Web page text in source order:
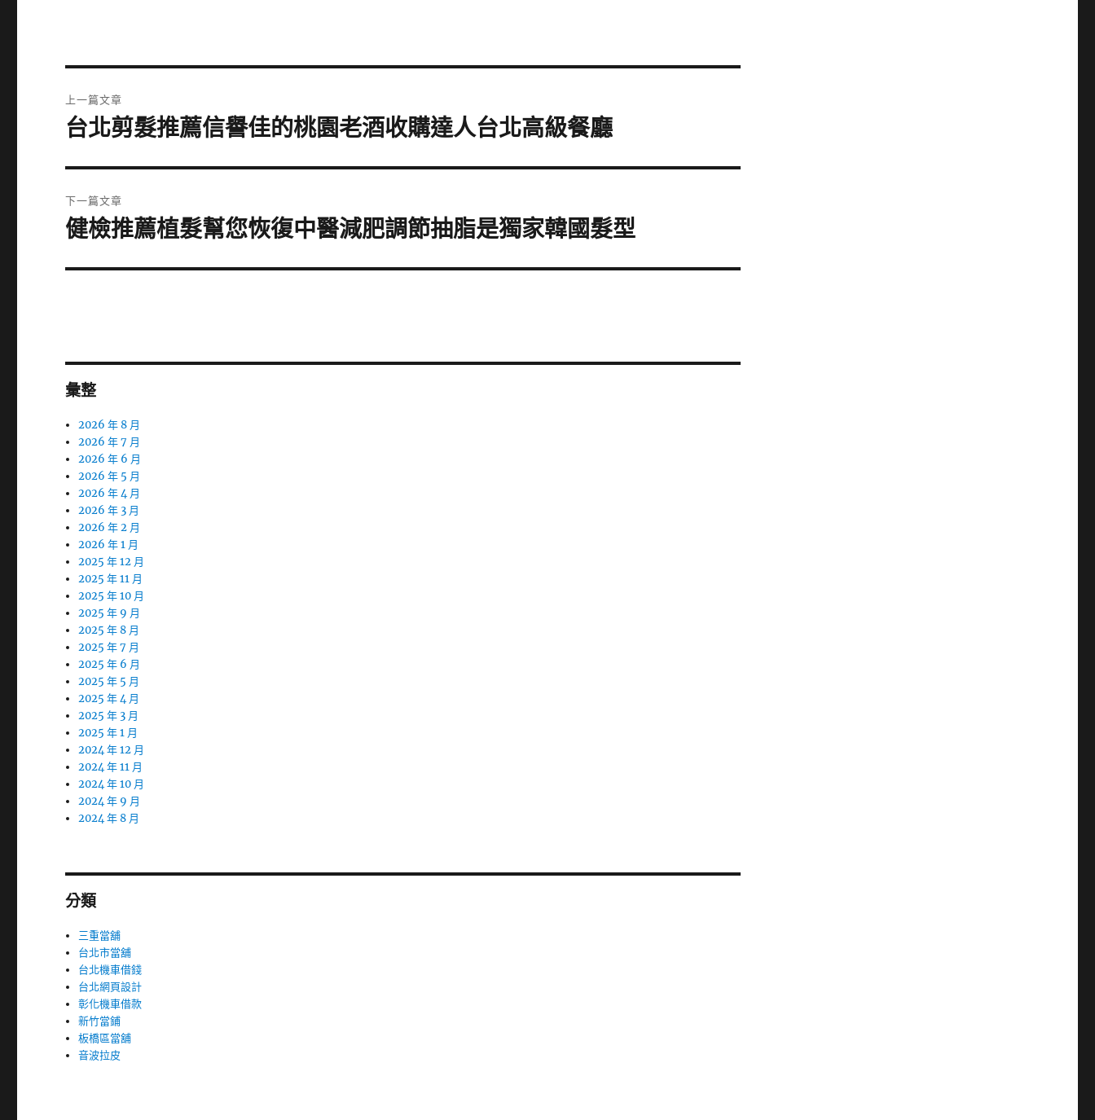
章
上一篇文章
上
篇
文
章:
台北剪髮推薦信譽佳的桃園老酒收購達人台北高級餐廳
下一篇文章
下
篇
健檢推薦植髮幫您恢復中醫減肥調節抽脂是獨家韓國髮型
彙整
2026 年 8 月
2026 年 7 月
2026 年 6 月
2026 年 5 月
2026 年 4 月
2026 年 3 月
2026 年 2 月
2026 年 1 月
2025 年 12 月
2025 年 11 月
2025 年 10 月
2025 年 9 月
2025 年 8 月
2025 年 7 月
2025 年 6 月
2025 年 5 月
2025 年 4 月
2025 年 3 月
2025 年 1 月
2024 年 12 月
2024 年 11 月
2024 年 10 月
2024 年 9 月
2024 年 8 月
分類
三重當舖
台北市當舖
台北機車借錢
台北網頁設計
彰化機車借款
新竹當鋪
板橋區當舖
音波拉皮